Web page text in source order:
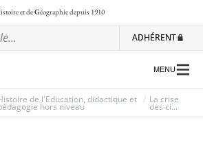
istoire et deGéographiedepuis 1910
ADHÉRENT
MENU
de l'Education, didactique et
hors niveau
La crise
des ci...